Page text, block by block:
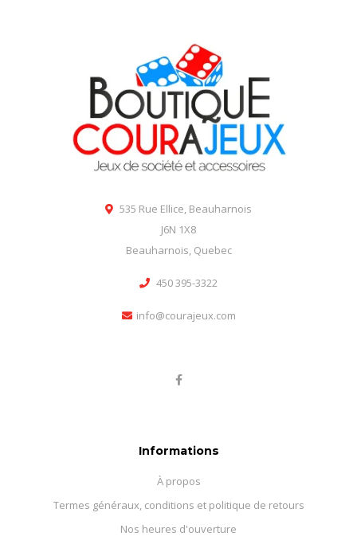
535 Rue Ellice, Beauharnois
J6N 1X8
Beauharnois, Quebec
450 395-3322
info@courajeux.com
Informations
À propos
Termes généraux, conditions et politique de retours
Nos heures d'ouverture